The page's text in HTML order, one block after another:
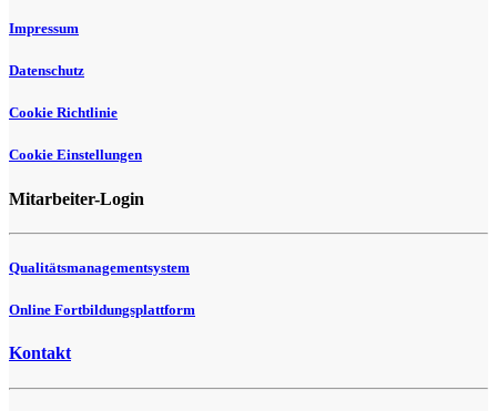
Impressum
Datenschutz
Cookie Richtlinie
Cookie Einstellungen
Mitarbeiter-Login
Qualitätsmanagementsystem
Online Fortbildungsplattform
Kontakt